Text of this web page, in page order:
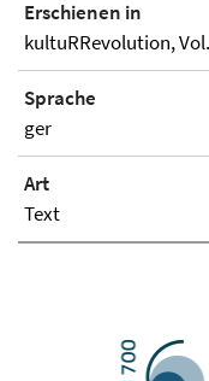
Erschienen in
kultuRRevolution,
Sprache
ger
Art
Text